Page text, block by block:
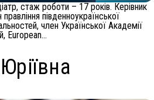
стаж роботи – 17 років. Керівник
південноукраїнської
член Української Академії
European…